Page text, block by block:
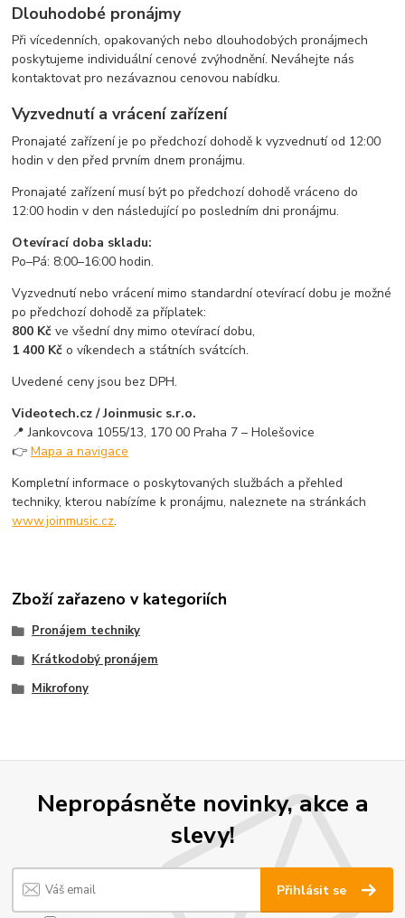
Dlouhodobé pronájmy
Při vícedenních, opakovaných nebo dlouhodobých pronájmech
poskytujeme individuální cenové zvýhodnění. Neváhejte nás
kontaktovat pro nezávaznou cenovou nabídku.
Vyzvednutí a vrácení zařízení
Pronajaté zařízení je po předchozí dohodě k vyzvednutí od 12:00
hodin v den před prvním dnem pronájmu.
Pronajaté zařízení musí být po předchozí dohodě vráceno do
12:00 hodin v den následující po posledním dni pronájmu.
Otevírací doba skladu:
Po–Pá: 8:00–16:00 hodin.
Vyzvednutí nebo vrácení mimo standardní otevírací dobu je možné
po předchozí dohodě za příplatek:
800 Kčve všední dny mimo otevírací dobu,
1 400 Kč o víkendech a státních svátcích.
Uvedené ceny jsou bez DPH.
Videotech.cz / Joinmusic s.r.o.
📍 Jankovcova 1055/13, 170 00 Praha 7 – Holešovice
👉Mapa a navigace
Kompletní informace o poskytovaných službách a přehled
techniky, kterou nabízíme k pronájmu, naleznete na stránkách
www.joinmusic.cz.
Zboží zařazeno v kategoriích
Pronájem techniky
Krátkodobý pronájem
Mikrofony
Nepropásněte novinky, akce a
slevy!
Přihlásit se